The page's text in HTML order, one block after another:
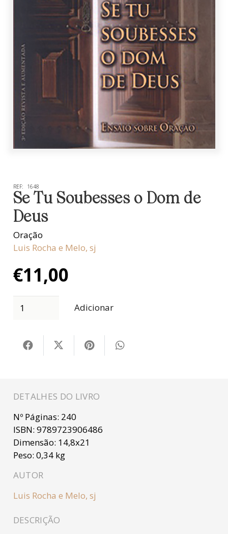
REF: 1648
Se Tu Soubesses o Dom de
Deus
Oração
Luis Rocha e Melo, sj
€11,00
Adicionar
DETALHES DO LIVRO
Nº Páginas: 240
ISBN: 9789723906486
Dimensão: 14,8x21
Peso: 0,34 kg
AUTOR
Luis Rocha e Melo, sj
DESCRIÇÃO